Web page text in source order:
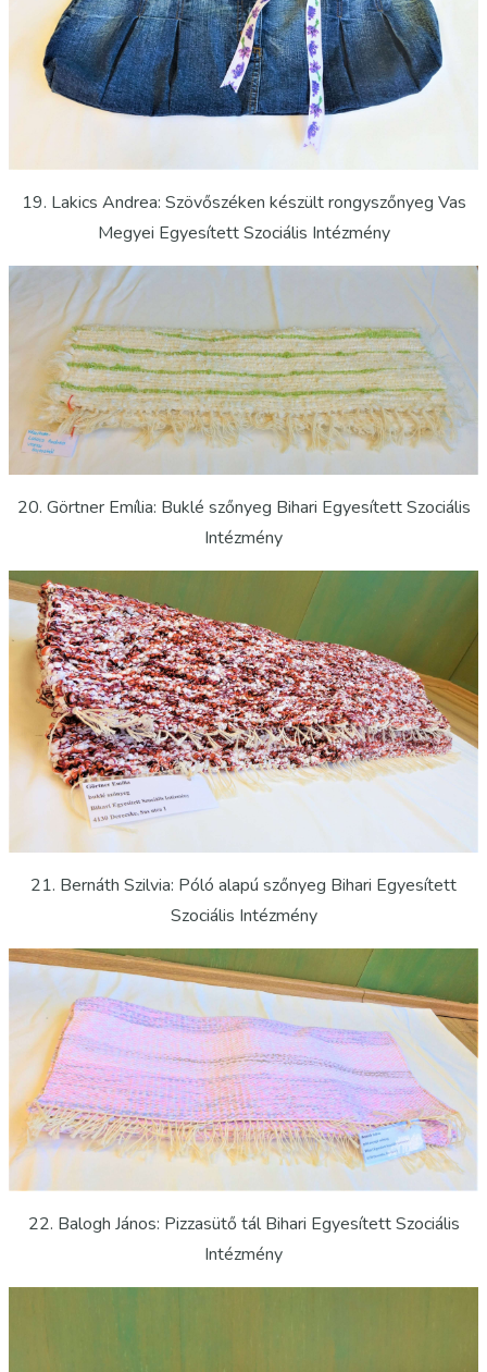
19. Lakics Andrea: Szövőszéken készült rongyszőnyeg Vas
Megyei Egyesített Szociális Intézmény
20. Görtner Emília: Buklé szőnyeg Bihari Egyesített Szociális
Intézmény
21. Bernáth Szilvia: Póló alapú szőnyeg Bihari Egyesített
Szociális Intézmény
22. Balogh János: Pizzasütő tál Bihari Egyesített Szociális
Intézmény